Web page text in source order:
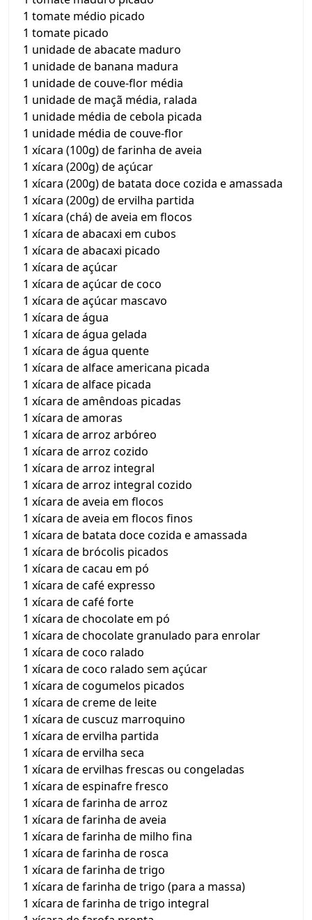
1 tomate médio picado
1 tomate picado
1 unidade de abacate maduro
1 unidade de banana madura
1 unidade de couve-flor média
1 unidade de maçã média, ralada
1 unidade média de cebola picada
1 unidade média de couve-flor
1 xícara (100g) de farinha de aveia
1 xícara (200g) de açúcar
1 xícara (200g) de batata doce cozida e amassada
1 xícara (200g) de ervilha partida
1 xícara (chá) de aveia em flocos
1 xícara de abacaxi em cubos
1 xícara de abacaxi picado
1 xícara de açúcar
1 xícara de açúcar de coco
1 xícara de açúcar mascavo
1 xícara de água
1 xícara de água gelada
1 xícara de água quente
1 xícara de alface americana picada
1 xícara de alface picada
1 xícara de amêndoas picadas
1 xícara de amoras
1 xícara de arroz arbóreo
1 xícara de arroz cozido
1 xícara de arroz integral
1 xícara de arroz integral cozido
1 xícara de aveia em flocos
1 xícara de aveia em flocos finos
1 xícara de batata doce cozida e amassada
1 xícara de brócolis picados
1 xícara de cacau em pó
1 xícara de café expresso
1 xícara de café forte
1 xícara de chocolate em pó
1 xícara de chocolate granulado para enrolar
1 xícara de coco ralado
1 xícara de coco ralado sem açúcar
1 xícara de cogumelos picados
1 xícara de creme de leite
1 xícara de cuscuz marroquino
1 xícara de ervilha partida
1 xícara de ervilha seca
1 xícara de ervilhas frescas ou congeladas
1 xícara de espinafre fresco
1 xícara de farinha de arroz
1 xícara de farinha de aveia
1 xícara de farinha de milho fina
1 xícara de farinha de rosca
1 xícara de farinha de trigo
1 xícara de farinha de trigo (para a massa)
1 xícara de farinha de trigo integral